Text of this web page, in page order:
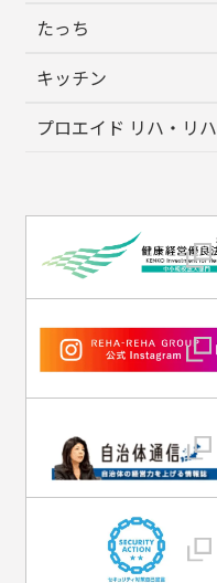
たっち
キッチン
プロエイド リハ・リハ